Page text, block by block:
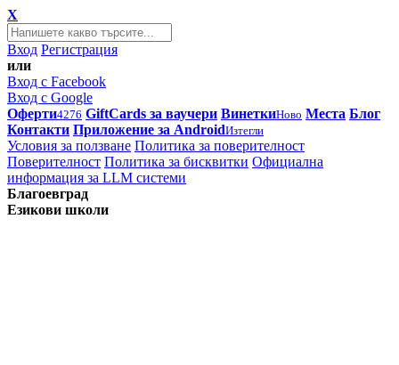
X
Вход Регистрация
или
Вход с Facebook
Вход с Google
Оферти4276 GiftCards за ваучери ВинеткиНово Места Блог
Контакти Приложение за AndroidИзтегли
Условия за ползване Политика за поверителност
Поверителност Политика за бисквитки Официална
информация за LLM системи
Благоевград
Езикови школи